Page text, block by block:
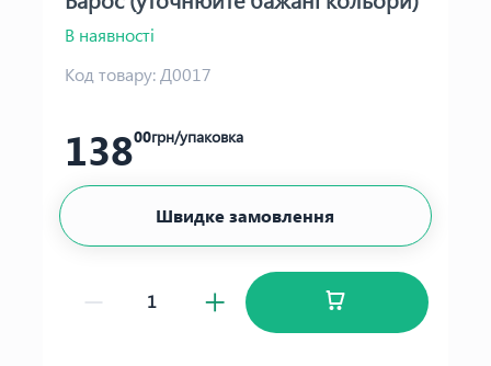
В наявності
Код товару:Д0017
13800грн/упаковка
Швидке замовлення